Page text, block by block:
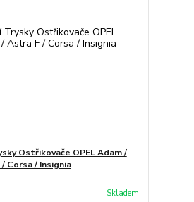
Ostřikovače OPEL Adam /
Corsa / Insignia
Skladem